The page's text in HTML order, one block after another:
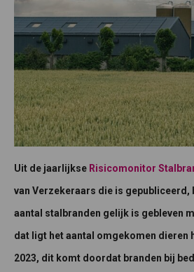
Uit de jaarlijkse Risicomonitor
van Verzekeraars die is gepubliceerd,
aantal stalbranden gelijk is gebleven
dat ligt het aantal omgekomen dieren
2023, dit komt doordat branden bij